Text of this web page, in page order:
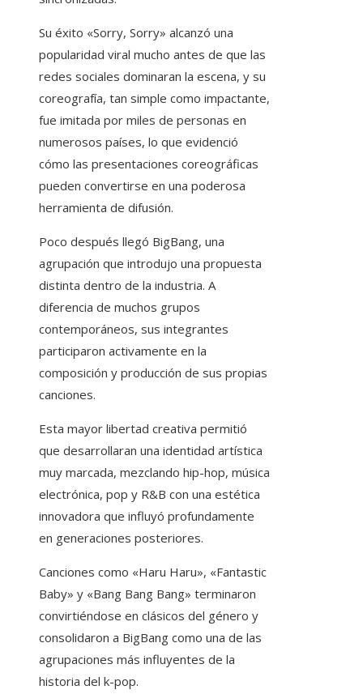
Su éxito «Sorry, Sorry» alcanzó una
popularidad viral mucho antes de que las
redes sociales dominaran la escena, y su
coreografía, tan simple como impactante,
fue imitada por miles de personas en
numerosos países, lo que evidenció
cómo las presentaciones coreográficas
pueden convertirse en una poderosa
herramienta de difusión.
Poco después llegó BigBang, una
agrupación que introdujo una propuesta
distinta dentro de la industria. A
diferencia de muchos grupos
contemporáneos, sus integrantes
participaron activamente en la
composición y producción de sus propias
canciones.
Esta mayor libertad creativa permitió
que desarrollaran una identidad artística
muy marcada, mezclando hip-hop, música
electrónica, pop y R&B con una estética
innovadora que influyó profundamente
en generaciones posteriores.
Canciones como «Haru Haru», «Fantastic
Baby» y «Bang Bang Bang» terminaron
convirtiéndose en clásicos del género y
consolidaron a BigBang como una de las
agrupaciones más influyentes de la
historia del k-pop.